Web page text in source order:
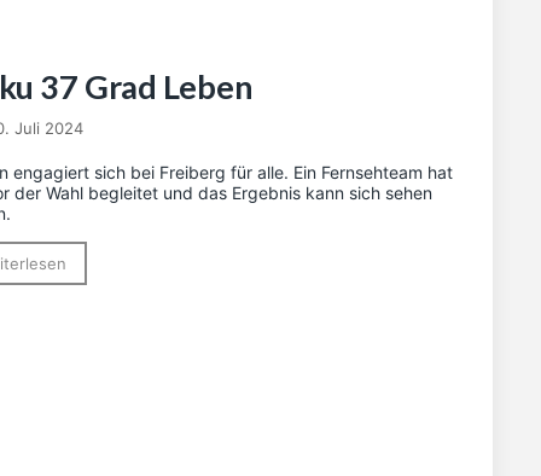
37 Grad Leben
Juli 2024
engagiert sich bei Freiberg für alle. Ein Fernsehteam hat
der Wahl begleitet und das Ergebnis kann sich sehen